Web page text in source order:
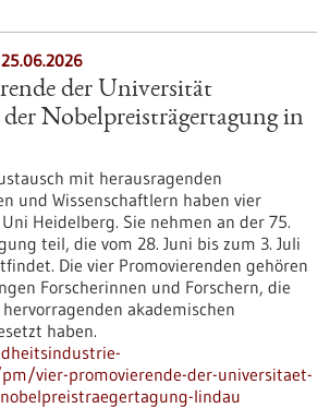
der Universität
Nobelpreisträgertagung in
mit herausragenden
und Wissenschaftlern haben vier
Heidelberg. Sie nehmen an der 75.
teil, die vom 28. Juni bis zum 3. Juli
Die vier Promovierenden gehören
Forscherinnen und Forschern, die
akademischen
haben.
vier-promovierende-der-universitaet-
lindau